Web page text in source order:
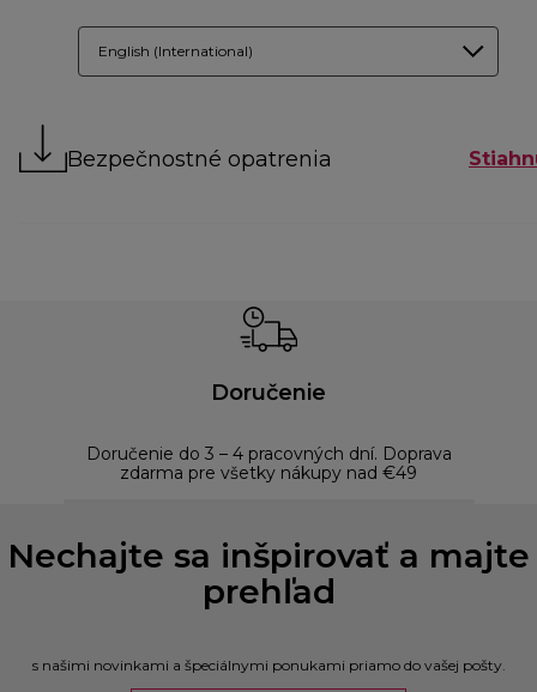
English (International)
Bezpečnostné opatrenia
Doručenie
Doručenie do 3 – 4 pracovných dní. Doprava
zdarma pre všetky nákupy nad €49
Nechajte sa inšpirovať a majte
prehľad
s našimi novinkami a špeciálnymi ponukami priamo do vašej pošty.